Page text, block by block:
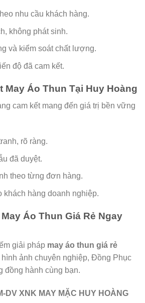
nhu cầu khách hàng.
không phát sinh.
và kiểm soát chất lượng.
độ đã cam kết.
May Áo Thun Tại Huy Hoàng
cam kết mang đến giá trị bền vững
rõ ràng.
đã duyệt.
theo từng đơn hàng.
khách hàng doanh nghiệp.
Áo Thun Giá Rẻ Ngay
giải pháp may áo thun giá rẻ
ảnh chuyên nghiệp, Đồng Phục
đồng hành cùng bạn.
DV XNK MAY MẶC HUY HOÀNG